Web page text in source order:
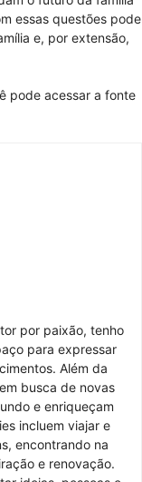
essas questões pode
e, por extensão,
pode acessar a fonte
por paixão, tenho
para expressar
Além da
busca de novas
e enriqueçam
incluem viajar e
encontrando na
e renovação.